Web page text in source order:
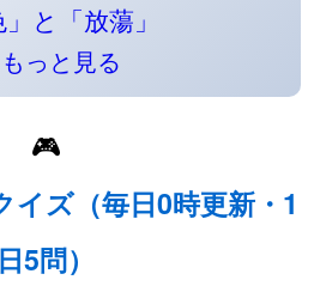
」と「放蕩」
っと見る
🎮
イズ（毎日0時更新・1
日5問）